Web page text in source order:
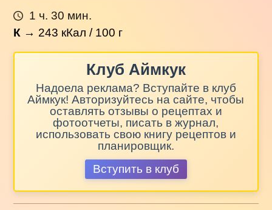
1 ч. 30 мин.
К → 243 кКал / 100 г
Клуб Аймкук
Надоела реклама? Вступайте в клуб
Аймкук! Авторизуйтесь на сайте, чтобы
оставлять отзывы о рецептах и
фотоотчеты, писать в журнал,
использовать свою книгу рецептов и
планировщик.
Вступить в клуб